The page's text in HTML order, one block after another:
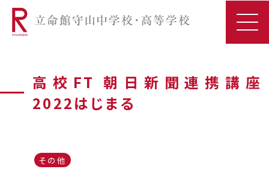
高校FT 朝日新聞連携講座
2022はじまる
その他